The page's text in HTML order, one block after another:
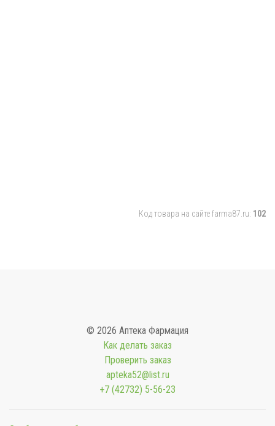
Код товара на сайте farma87.ru: 102
© 2026 Аптека Фармация
Как делать заказ
Проверить заказ
apteka52@list.ru
+7 (42732) 5-56-23